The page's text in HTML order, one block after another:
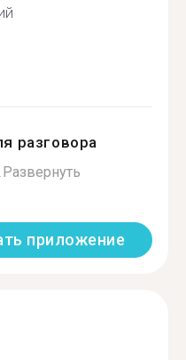
разговора
Развернуть
приложение